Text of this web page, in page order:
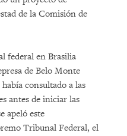
de la Comisión de
federal en Brasilia
de Belo Monte
consultado a las
antes de iniciar las
apeló este
Tribunal Federal, el